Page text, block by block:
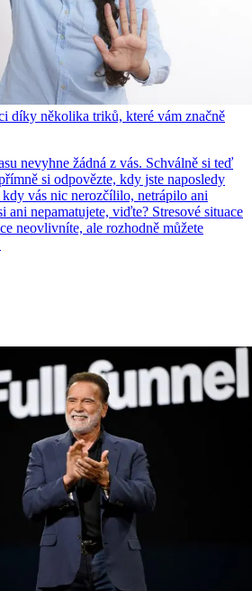
díky několika triků, které vám značně
nevyhne žádná z vás. Schválně si teď
si odpovězte, kdy jste naposledy
vás nic nerozčílilo, netrápilo ani
ani nepamatujete, viďte? Stresové situace
neovlivníte, ale rozhodně můžete